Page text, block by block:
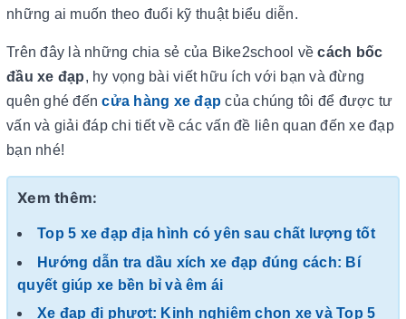
những ai muốn theo đuổi kỹ thuật biểu diễn.
Trên đây là những chia sẻ của Bike2school vềcách bốc
đầu xe đạp, hy vọng bài viết hữu ích với bạn và đừng
quên ghé đếncửa hàng xe đạp của chúng tôi để được tư
vấn và giải đáp chi tiết về các vấn đề liên quan đến xe đạp
bạn nhé!
Xem thêm:
Top 5 xe đạp địa hình có yên sau chất lượng tốt
Hướng dẫn tra dầu xích xe đạp đúng cách: Bí
quyết giúp xe bền bỉ và êm ái
Xe đạp đi phượt: Kinh nghiệm chọn xe và Top 5